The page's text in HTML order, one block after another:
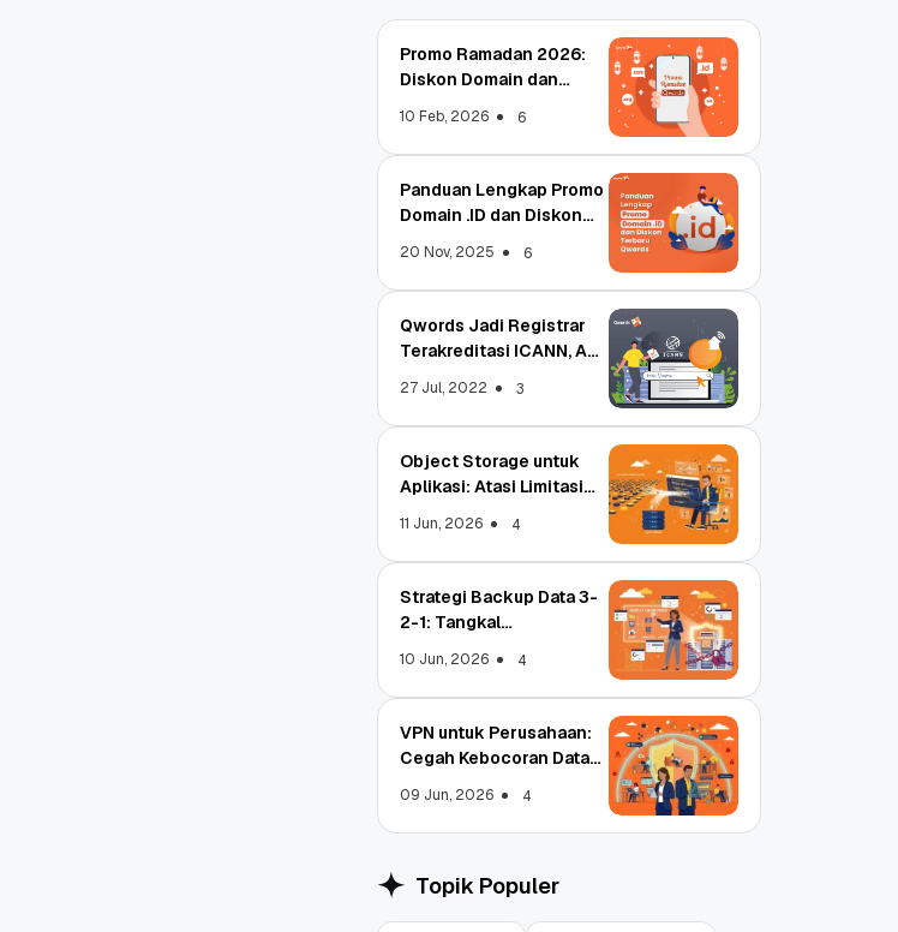
Aplikasi: Atasi Limitasi
11 Jun, 2026 4
Promo Ramadan 2026:
Diskon Domain dan
10 Feb, 2026 6
Panduan Lengkap Promo
Domain .ID dan Diskon
20 Nov, 2025 6
Qwords Jadi Registrar
Terakreditasi ICANN, Apa
27 Jul, 2022 3
Object Storage untuk
Aplikasi: Atasi Limitasi
11 Jun, 2026 4
Strategi Backup Data 3-
2-1: Tangkal
10 Jun, 2026 4
VPN untuk Perusahaan:
Cegah Kebocoran Data
09 Jun, 2026 4
Topik Populer